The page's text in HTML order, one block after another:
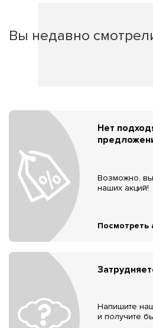
Вы недавно
Нет
Возможно, вы
наших акций!
Посмотреть
Напишите
и получите